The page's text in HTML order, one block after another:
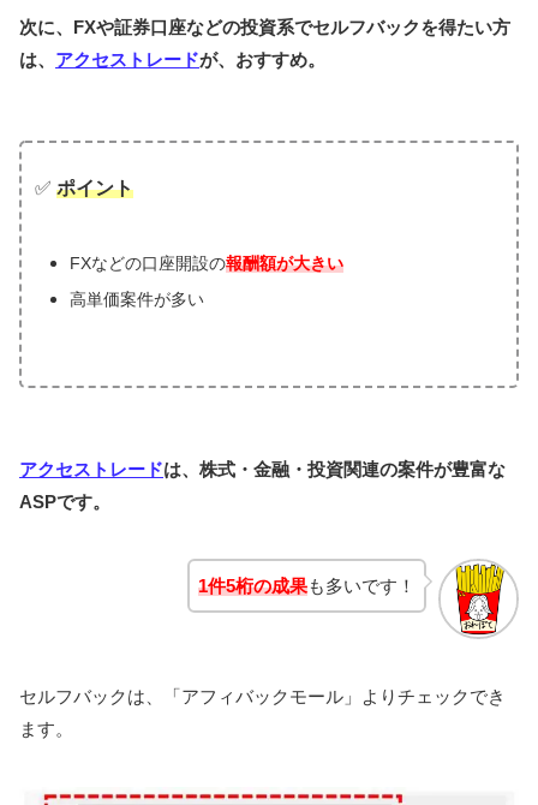
次に、FXや証券口座などの投資系でセルフバックを得たい方
は、 アクセストレードが、おすすめ。
✅ ポイント
FXなどの口座開設の報酬額が大きい
高単価案件が多い
アクセストレードは、株式・金融・投資関連の案件が豊富な
ASPです。
1件5桁の成果も多いです！
セルフバックは、「アフィバックモール」よりチェックでき
ます。